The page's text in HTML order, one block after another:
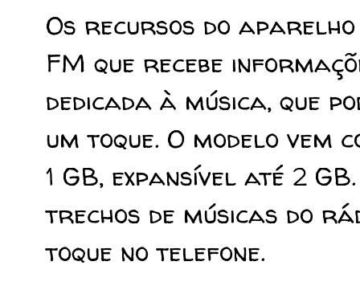
Os recursos do
FM que recebe
dedicada à música, que
um toque. O modelo vem
1 GB, expansível até 2
trechos de músicas do
toque no telefone.